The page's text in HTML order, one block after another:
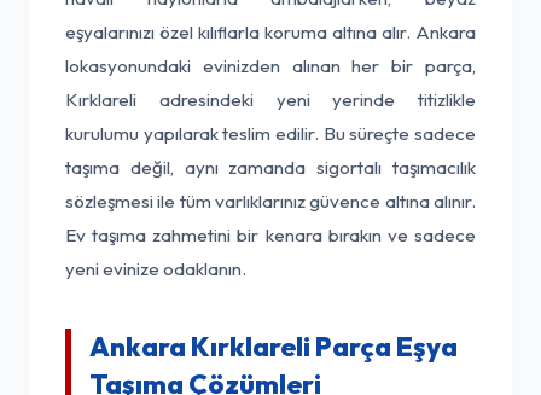
eşyalarınızı özel kılıflarla koruma altına alır. Ankara
lokasyonundaki evinizden alınan her bir parça,
Kırklareli adresindeki yeni yerinde titizlikle
kurulumu yapılarak teslim edilir. Bu süreçte sadece
taşıma değil, aynı zamanda sigortalı taşımacılık
sözleşmesi ile tüm varlıklarınız güvence altına alınır.
Ev taşıma zahmetini bir kenara bırakın ve sadece
yeni evinize odaklanın.
Ankara Kırklareli Parça Eşya
Taşıma Çözümleri